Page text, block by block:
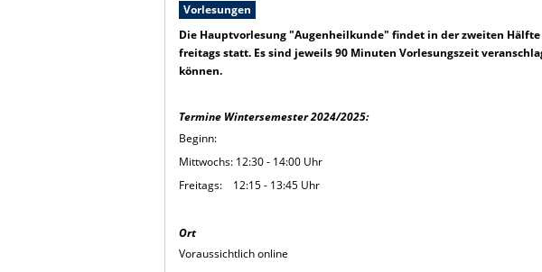
Vorlesungen
Die Hauptvorlesung "Augenheilkunde" findet in der zweiten
freitags statt. Es sind jeweils 90 Minuten Vorlesungszeit
können.
Termine Wintersemester 2024/2025:
Beginn:
Mittwochs: 12:30 - 14:00 Uhr
Freitags: 12:15 - 13:45 Uhr
Ort
Voraussichtlich online